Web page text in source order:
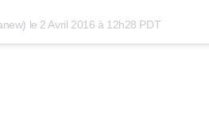
le 2 Avril 2016 à 12h28 PDT